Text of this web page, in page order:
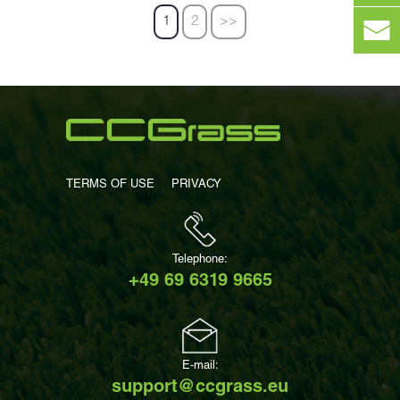
1 2 >>
TERMS OF USE PRIVACY
Telephone:
+49 69 6319 9665
E-mail:
support@ccgrass.eu